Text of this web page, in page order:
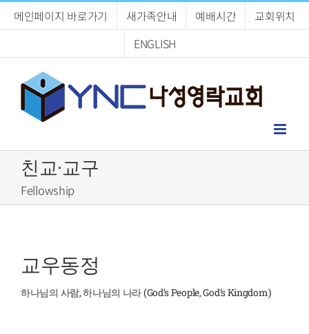
메인페이지 바로가기 새가족안내 예배시간
교회위치
ENGLISH
친교·교구
Fellowship
교우동정
하나님의 사람, 하나님의 나라 (God’s People, God’s Kingdom)